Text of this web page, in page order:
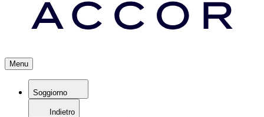
Menu
Soggiorno
Indietro